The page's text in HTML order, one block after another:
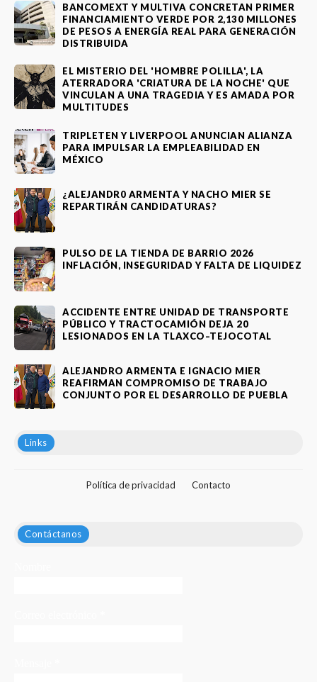
BANCOMEXT Y MULTIVA CONCRETAN PRIMER
FINANCIAMIENTO VERDE POR 2,130 MILLONES
DE PESOS A ENERGÍA REAL PARA GENERACIÓN
DISTRIBUIDA
EL MISTERIO DEL 'HOMBRE POLILLA', LA
ATERRADORA 'CRIATURA DE LA NOCHE' QUE
VINCULAN A UNA TRAGEDIA Y ES AMADA POR
MULTITUDES
TRIPLETEN Y LIVERPOOL ANUNCIAN ALIANZA
PARA IMPULSAR LA EMPLEABILIDAD EN
MÉXICO
¿ALEJANDR0 ARMENTA Y NACHO MIER SE
REPARTIRÁN CANDIDATURAS?
PULSO DE LA TIENDA DE BARRIO 2026
INFLACIÓN, INSEGURIDAD Y FALTA DE LIQUIDEZ
ACCIDENTE ENTRE UNIDAD DE TRANSPORTE
PÚBLICO Y TRACTOCAMIÓN DEJA 20
LESIONADOS EN LA TLAXCO–TEJOCOTAL
ALEJANDRO ARMENTA E IGNACIO MIER
REAFIRMAN COMPROMISO DE TRABAJO
CONJUNTO POR EL DESARROLLO DE PUEBLA
Links
Política de privacidad Contacto
Contáctanos